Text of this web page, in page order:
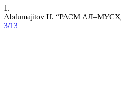
1.
Abdumajitov H. “РАСМ
3/13